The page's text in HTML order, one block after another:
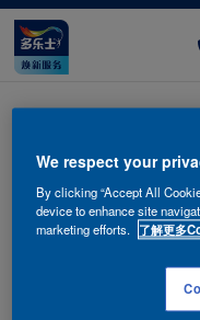
春泥巷陌
We respect your
By clicking “Accept All
device to enhance site
marketing efforts. 了解更多